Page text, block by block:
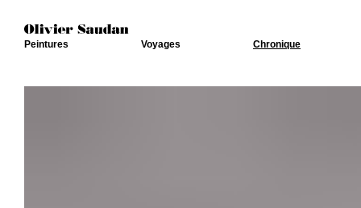
Peintures Voyages Chronique